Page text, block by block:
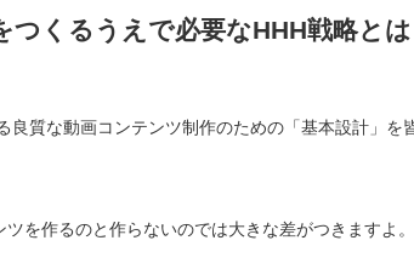
つくるうえで必要なHHH戦略とは
良質な動画コンテンツ制作のための「基本設計」を
を作るのと作らないのでは大きな差がつきますよ。